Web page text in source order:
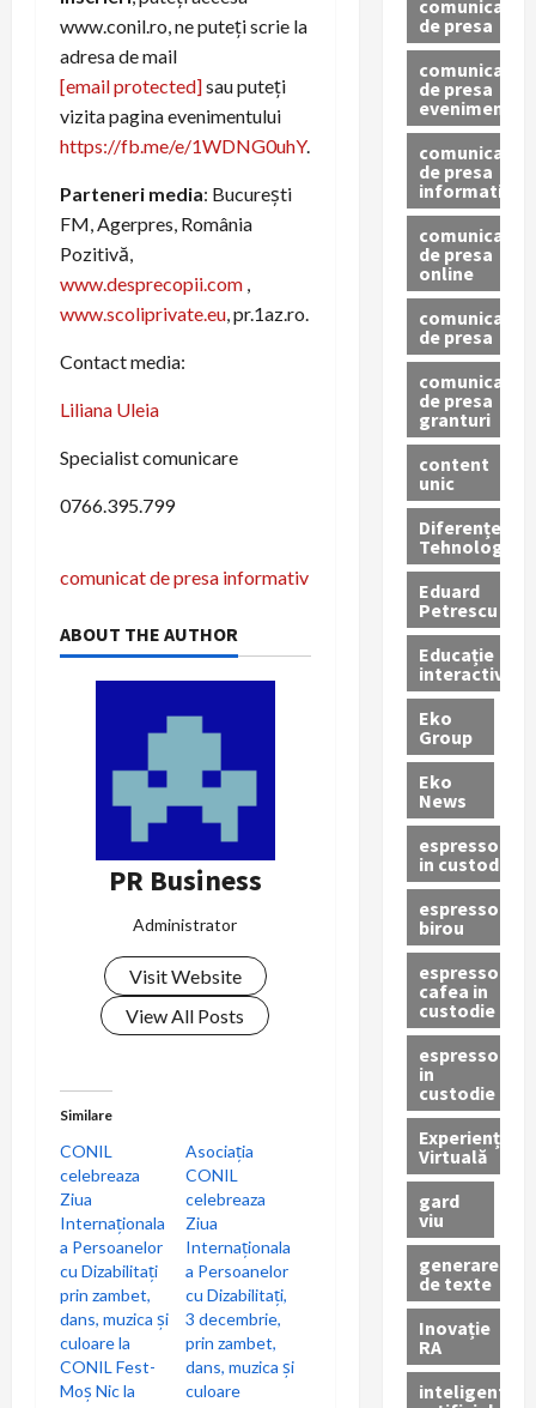
www.conil.ro, ne puteți scrie la
adresa de mail
[email protected]sau puteți
vizita pagina evenimentului
https://fb.me/e/1WDNG0uhY.
Parteneri media: București
FM, Agerpres, România
Pozitivă,
www.desprecopii.com ,
www.scoliprivate.eu, pr.1az.ro.
Contact media:
Liliana Uleia
Specialist comunicare
0766.395.799
P
o
i
o
n
comunicat de presa informativ
ABOUT THE AUTHOR
PR Business
Administrator
Visit Website
View All Posts
Similare
CONIL
celebreaza
Ziua
Internaționala
a Persoanelor
cu Dizabilitați
prin zambet,
dans, muzica și
culoare la
CONIL Fest-
Moș Nic la
Asociația
CONIL
celebreaza
Ziua
Internaționala
a Persoanelor
cu Dizabilitați,
3 decembrie,
prin zambet,
dans, muzica și
culoare
comunicat
de presa
comunicat
de presa
eveniment
comunicat
de presa
informativ
comunicat
de presa
online
comunicate
de presa
comunicate
de presa
granturi
content
unic
Diferențe
Tehnologice
Eduard
Petrescu
Educație
interactivă
Eko
Group
Eko
News
espressoare
in custodie
espressor
birou
espressor
cafea in
custodie
espressor
in
custodie
Experiență
Virtuală
gard
viu
generare
de texte
Inovație
RA
inteligenta